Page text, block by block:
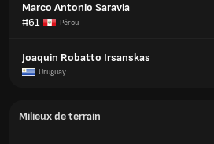
Marco Antonio Saravia
#61
Pérou
Joaquin Robatto Irsanskas
Uruguay
Milieux de terrain